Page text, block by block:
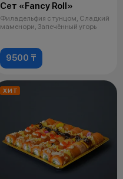
Сет «Fancy Roll»
Филадельфия с тунцом, Сладкий
маменори, Запечённый угорь
9500 ₸
ХИТ